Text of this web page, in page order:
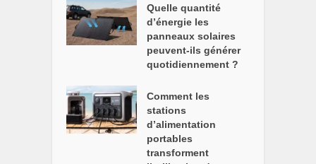
Quelle quantité
d’énergie les
panneaux solaires
peuvent-ils générer
quotidiennement ?
Comment les
stations
d’alimentation
portables
transforment